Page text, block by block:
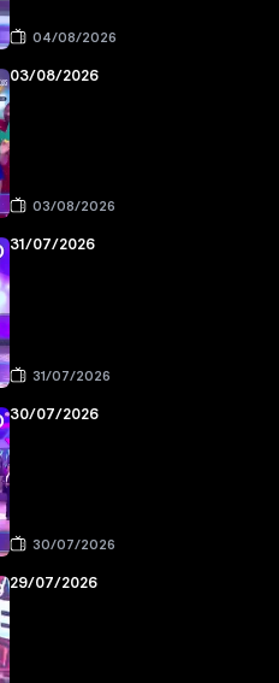
04/08/2026
03/08/2026
03/08/2026
31/07/2026
31/07/2026
30/07/2026
30/07/2026
29/07/2026